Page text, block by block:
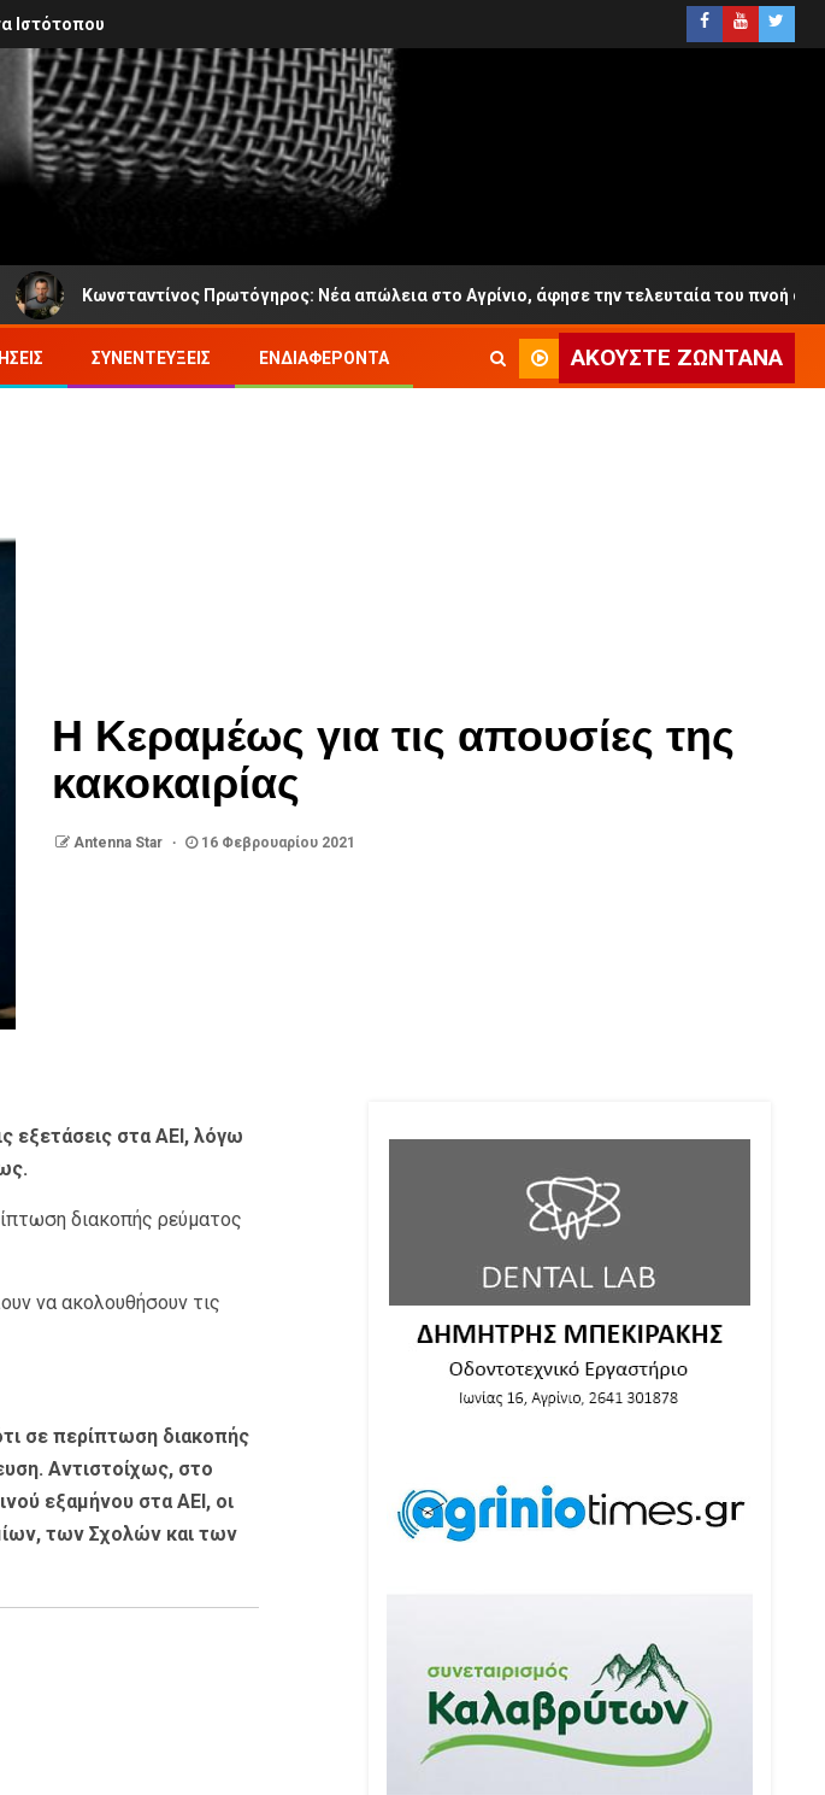
Ιστότοπου
Κωνσταντίνος Πρωτόγηρος: Νέα απώλεια στο Αγρίνιο, άφησε την τελευταία του πνοή σε ηλικία
ΣΥΝΕΝΤΕΎΞΕΙΣ ΕΝΔΙΑΦΈΡΟΝΤΑ ΑΚΟΎΣΤΕ ΖΩΝΤΑΝΆ
Η Κεραμέως για τις απουσίες της
κακοκαιρίας
Antenna Star 16 Φεβρουαρίου 2021
εξετάσεις στα ΑΕΙ, λόγω
διακοπής ρεύματος
να ακολουθήσουν τις
σε περίπτωση διακοπής
Αντιστοίχως, στο
εξαμήνου στα ΑΕΙ, οι
των Σχολών και των